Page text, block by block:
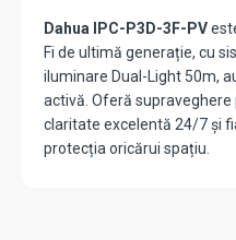
Dahua IPC-P3D-3F-PV
Fi de ultimă generație, cu
iluminare Dual-Light 50m,
activă. Oferă
claritate excelentă 24/7 și
protecția oricărui spațiu.